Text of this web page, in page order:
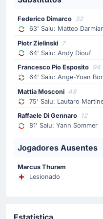
64'
Andy Diouf
Cristian Eugen Chivu
de Andy Diouf.
63'
Substituição
Federico Dimarco
Milão, no Giuseppe
Federico Dimarco 32
63' Saiu: Matteo
Piotr Zielinski 7
64' Saiu: Andy Diouf
Francesco Pio Esposito 94
64' Saiu: Ange-Yoan
Mattia Mosconi 48
75' Saiu: Lautaro
Raffaele Di Gennaro 12
81' Saiu: Yann Sommer
Jogadores Ausentes
Marcus Thuram
Lesionado